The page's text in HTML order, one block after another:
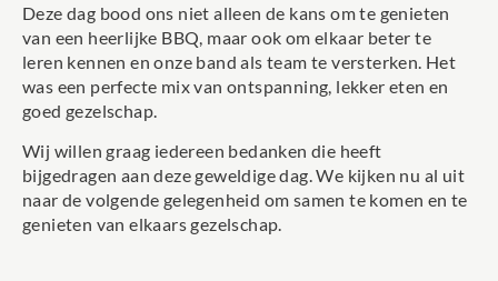
Deze dag bood ons niet alleen de kans om te genieten
van een heerlijke BBQ, maar ook om elkaar beter te
leren kennen en onze band als team te versterken. Het
was een perfecte mix van ontspanning, lekker eten en
goed gezelschap.
Wij willen graag iedereen bedanken die heeft
bijgedragen aan deze geweldige dag. We kijken nu al uit
naar de volgende gelegenheid om samen te komen en te
genieten van elkaars gezelschap.